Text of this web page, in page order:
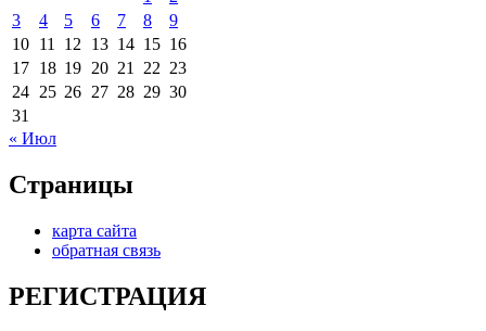
3
4 5 6 7 8
9
10 11 12 13 14 15 16
17 18 19 20 21 22 23
24 25 26 27 28 29 30
31
« Июл
Страницы
карта сайта
обратная связь
РЕГИСТРАЦИЯ